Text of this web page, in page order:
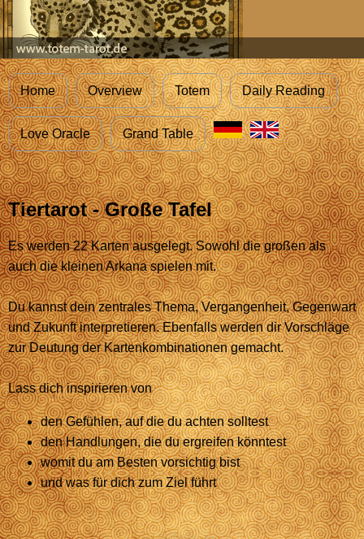
Home Overview Totem Daily Reading
Love Oracle Grand Table
Tiertarot - Große Tafel
Es werden 22 Karten ausgelegt. Sowohl die großen als
auch die kleinen Arkana spielen mit.
Du kannst dein zentrales Thema, Vergangenheit, Gegenwart
und Zukunft interpretieren. Ebenfalls werden dir Vorschläge
zur Deutung der Kartenkombinationen gemacht.
Lass dich inspirieren von
den Gefühlen, auf die du achten solltest
den Handlungen, die du ergreifen könntest
womit du am Besten vorsichtig bist
und was für dich zum Ziel führt